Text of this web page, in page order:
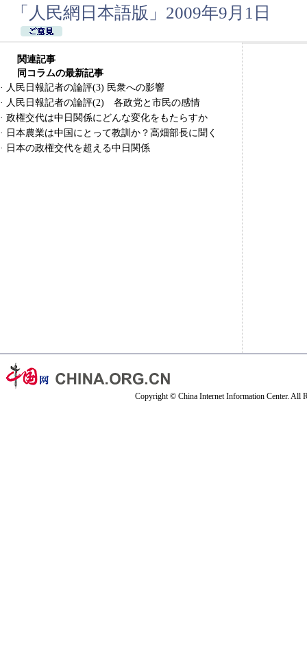
「人民網日本語版」2009年9月1日
関連記事
同コラムの最新記事
· 人民日報記者の論評(3) 民衆への影響
· 人民日報記者の論評(2) 各政党と市民の感情
· 政権交代は中日関係にどんな変化をもたらすか
· 日本農業は中国にとって教訓か？高畑部長に聞く
· 日本の政権交代を超える中日関係